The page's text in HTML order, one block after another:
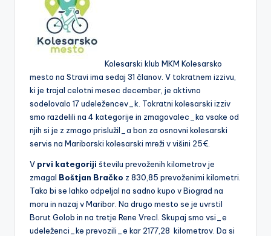
m
Kolesarski klub MKM Kolesarsko
mesto na Stravi ima sedaj 31 članov. V tokratnem izzivu,
ki je trajal celotni mesec december, je aktivno
sodelovalo 17 udeležencev_k. Tokratni kolesarski izziv
smo razdelili na 4 kategorije in zmagovalec_ka vsake od
njih si je z zmago prislužil_a bon za osnovni kolesarski
servis na Mariborski kolesarski mreži v višini 25€.
V prvi kategoriji številu prevoženih kilometrov je
zmagal Boštjan Bračko z 830,85 prevoženimi kilometri.
Tako bi se lahko odpeljal na sadno kupo v Biograd na
moru in nazaj v Maribor. Na drugo mesto se je uvrstil
Borut Golob in na tretje Rene Vrecl. Skupaj smo vsi_e
udeleženci_ke prevozili_e kar 2177,28 kilometrov. Da si